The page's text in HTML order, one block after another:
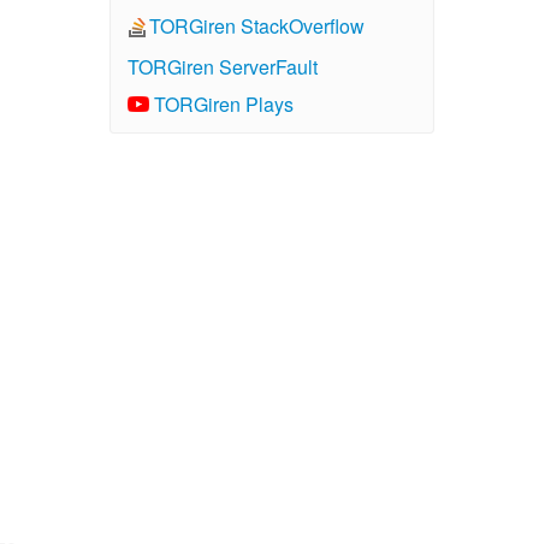
TORGiren StackOverflow
TORGiren ServerFault
TORGiren Plays